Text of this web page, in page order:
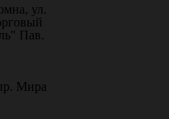
ул.
Пав.
Мира